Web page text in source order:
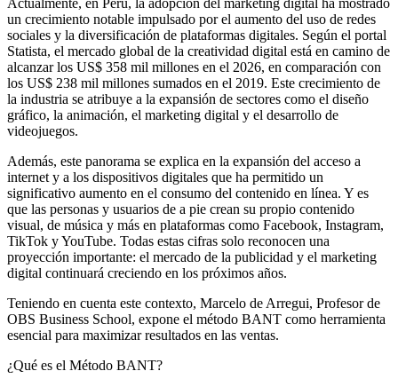
Actualmente, en Perú, la adopción del marketing digital ha mostrado
un crecimiento notable impulsado por el aumento del uso de redes
sociales y la diversificación de plataformas digitales. Según el portal
Statista, el mercado global de la creatividad digital está en camino de
alcanzar los US$ 358 mil millones en el 2026, en comparación con
los US$ 238 mil millones sumados en el 2019. Este crecimiento de
la industria se atribuye a la expansión de sectores como el diseño
gráfico, la animación, el marketing digital y el desarrollo de
videojuegos.
Además, este panorama se explica en la expansión del acceso a
internet y a los dispositivos digitales que ha permitido un
significativo aumento en el consumo del contenido en línea. Y es
que las personas y usuarios de a pie crean su propio contenido
visual, de música y más en plataformas como Facebook, Instagram,
TikTok y YouTube. Todas estas cifras solo reconocen una
proyección importante: el mercado de la publicidad y el marketing
digital continuará creciendo en los próximos años.
Teniendo en cuenta este contexto, Marcelo de Arregui, Profesor de
OBS Business School, expone el método BANT como herramienta
esencial para maximizar resultados en las ventas.
¿Qué es el Método BANT?